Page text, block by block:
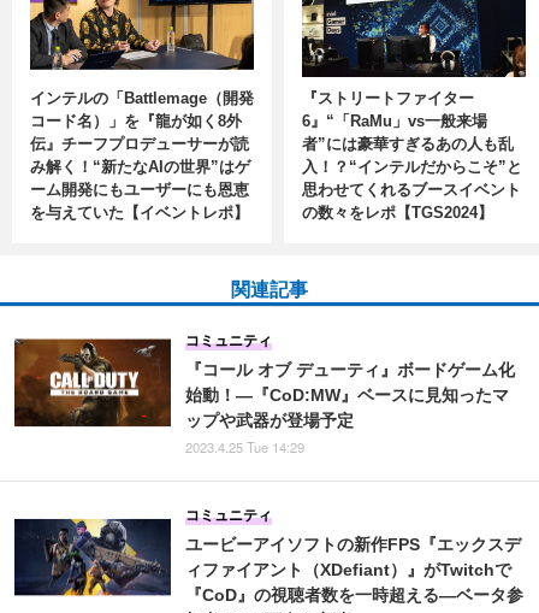
インテルの「Battlemage（開発
コード名）」を『龍が如く8外
伝』チーフプロデューサーが読
み解く！“新たなAIの世界”はゲ
ーム開発にもユーザーにも恩恵
を与えていた【イベントレポ】
『ストリートファイター
6』“「RaMu」vs一般来場
者”には豪華すぎるあの人も乱
入！？“インテルだからこそ”と
思わせてくれるブースイベント
の数々をレポ【TGS2024】
関連記事
『コール オブ デューティ』ボードゲーム化
始動！―『CoD:MW』ベースに見知ったマ
ップや武器が登場予定
コミュニティ
2023.4.25 Tue 14:29
ユービーアイソフトの新作FPS『エックスデ
ィファイアント（XDefiant）』がTwitchで
『CoD』の視聴者数を一時超える―ベータ参
コミュニティ